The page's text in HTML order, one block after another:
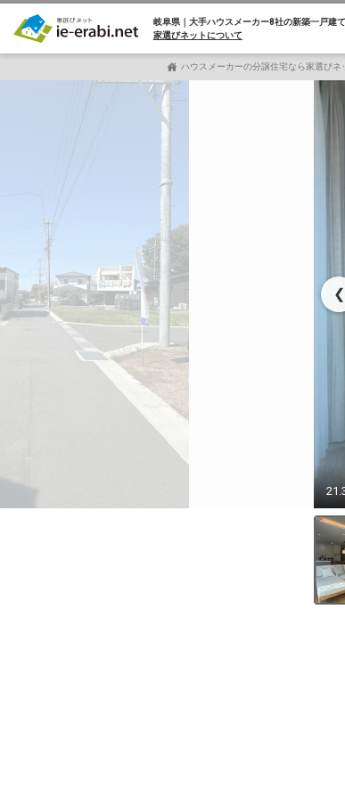
岐阜県｜大手ハウスメーカー8社の新築一戸建
家選びネットについて
ハウスメーカーの分譲住宅なら家選びネ
❮